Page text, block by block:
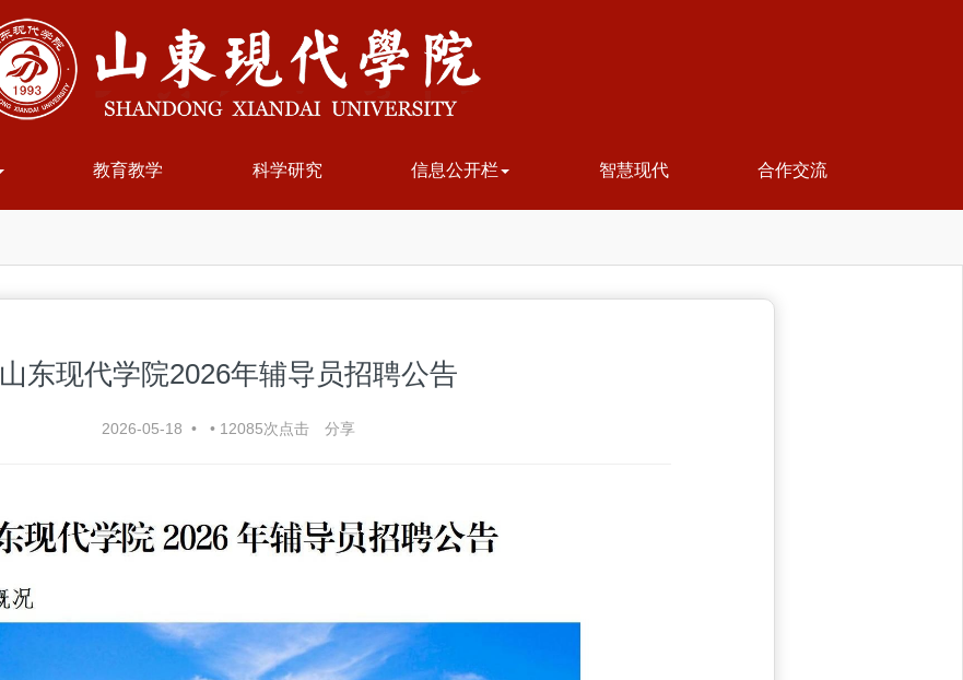
教育教学 科学研究 信息公开栏 智慧现代 合作交流
山东现代学院2026年辅导员招聘公告
2026-05-18 • • 12085次点击 分享